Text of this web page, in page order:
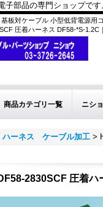
子部品の専門ショップで
板対ケーブル 小型低背電源用
圧着ハーネス DF58-*S-1.2C
商品カテゴリ一覧 ニシ
ハーネス ケーブル加工 >
2830SCF 圧着ハ